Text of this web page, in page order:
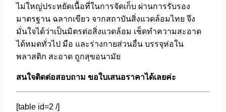
ไม่ใหญ่ประหยัดเนื้อที่ในการจัดเก็บ ผ่านการรับรอง
มาตรฐาน ฉลากเขียว จากสถาบันสิ่งแวดล้อมไทย จึง
มั่นใจได้ว่าเป็นมิตรต่อสิ่งแวดล้อม เช็ดทำความสะอาด
ได้หมดทั่วไป มือ และร่างกายส่วนอื่น บรรจุห่อใน
พลาสติก สะอาด ถูกสุขอนามัย
สนใจติดต่อสอบถาม ขอใบเสนอราคาได้เลยค่ะ
[table id=2 /]